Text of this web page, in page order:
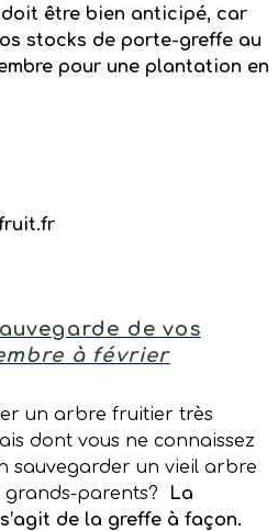
être bien anticipé, car
stocks de porte-greffe au
pour une plantation en
de vos
à février
un arbre fruitier très
dont vous ne connaissez
sauvegarder un vieil arbre
parents?
La
de la greffe à façon.